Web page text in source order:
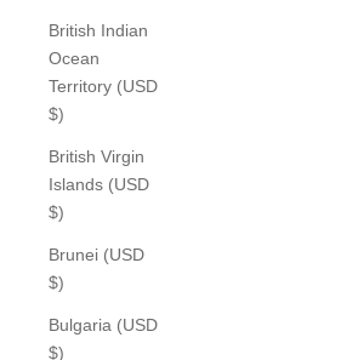
British Indian
Ocean
Territory (USD
$)
British Virgin
Islands (USD
$)
Brunei (USD
$)
Bulgaria (USD
$)